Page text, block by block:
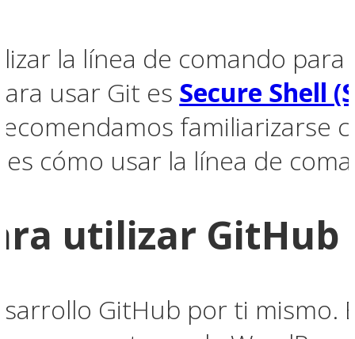
la línea de comando para
usar Git es Secure Shell
familiarizarse
cómo usar la línea de
utilizar GitHub
GitHub por ti mismo.